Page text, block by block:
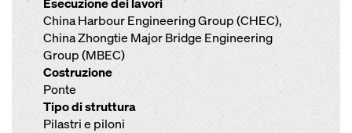
Esecuzione dei lavori
China Harbour Engineering Group (CHEC),
China Zhongtie Major Bridge Engineering
Group (MBEC)
Costruzione
Ponte
Tipo di struttura
Pilastri e piloni